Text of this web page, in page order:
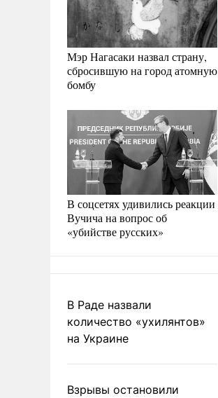
Мэр Нагасаки назвал страну,
сбросившую на город атомную
бомбу
В соцсетях удивились реакции
Вучича на вопрос об
«убийстве русских»
В Раде назвали
количество «ухилянтов»
на Украине
Взрывы остановили